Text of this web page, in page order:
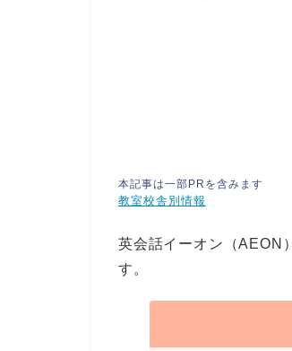
本記事は一部PRを含みます
教室校舎別情報
英会話イーオン（AEON
す。